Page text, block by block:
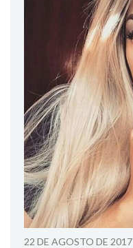
22 DE AGOSTO DE 2017